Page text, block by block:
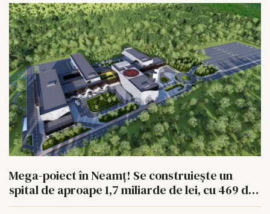
Mega-poiect în Neamț! Se construiește un
spital de aproape 1,7 miliarde de lei, cu 469 de
paturi